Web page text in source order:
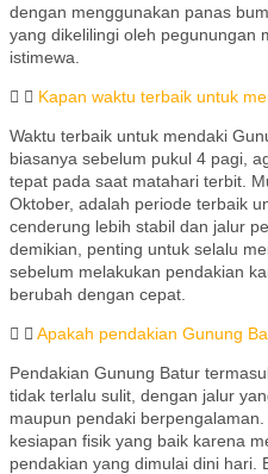
dengan menggunakan panas
yang dikelilingi oleh pegunungan
istimewa.
Kapan waktu terbaik untuk
Waktu terbaik untuk mendaki
biasanya sebelum pukul 4 pagi,
tepat pada saat matahari terbit.
Oktober, adalah periode terbaik
cenderung lebih stabil dan jalur
demikian, penting untuk selalu
sebelum melakukan pendakian
berubah dengan cepat.
Apakah pendakian Gunung
Pendakian Gunung Batur
tidak terlalu sulit, dengan jalur
maupun pendaki
kesiapan fisik yang baik karena
pendakian yang dimulai dini hari.